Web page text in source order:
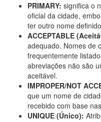
PRIMARY: significa o
oficial da cidade,
ter outro nome
ACCEPTABLE
adequado. Nomes de
frequentemente
abreviações não são
aceitável.
IMPROPER/NOT
que um nome de
recebido com base
UNIQUE (Único):